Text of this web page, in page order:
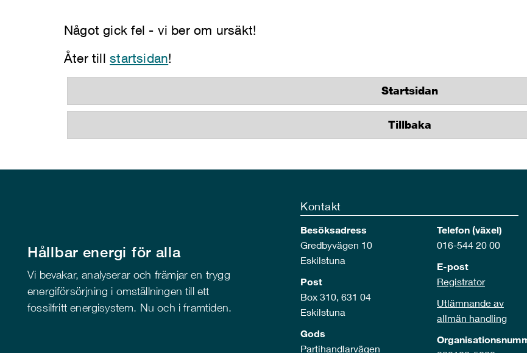
Något gick fel - vi ber om ursäkt!
Åter tillstartsidan!
Startsidan
Tillbaka
Hållbar energi för alla
Vi bevakar, analyserar och främjar en trygg
energiförsörjning i omställningen till ett
fossilfritt energisystem. Nu och i framtiden.
Kontakt
Besöksadress
Gredbyvägen 10
Eskilstuna
Post
Box 310, 631 04
Eskilstuna
Gods
Partihandlarvägen
Telefon (växel)
016-544 20 00
E-post
Registrator
Utlämnande av
allmän handling